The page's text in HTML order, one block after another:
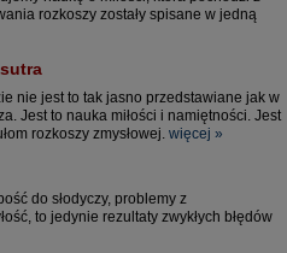
rozkoszy zostały spisane w jedną
nie jest to tak jasno przedstawiane jak w
Jest to nauka miłości i namiętności. Jest
rozkoszy zmysłowej. więcej »
do słodyczy, problemy z
to jedynie rezultaty zwykłych błędów